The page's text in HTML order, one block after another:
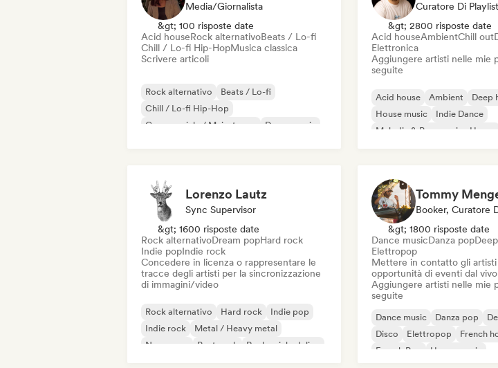
Media/Giornalista
&gt; 100 risposte date
Acid houseRock alternativoBeats / Lo-fi
Chill / Lo-fi Hip-HopMusica classica
Scrivere articoli
Rock alternativo
Beats / Lo-fi
Chill / Lo-fi Hip-Hop
Commerciale / Mainstream
Dance music
Curatore Di Playlist
&gt; 2800 risposte date
Acid houseAmbientChill out
Elettronica
Aggiungere artisti nelle mie
seguite
Acid house Ambient
Deep
House music
Indie Dance
Melodic & Progressive House
Lorenzo Lautz
Sync Supervisor
&gt; 1600 risposte date
Rock alternativoDream popHard rock
Indie popIndie rock
Concedere in licenza o rappresentare le
tracce degli artisti per la sincronizzazione
di immagini/video
Rock alternativo Hard rock
Indie pop
Indie rock
Metal / Heavy metal
New wave
Post punk Rock psichedelico
Tommy
Booker, Curatore
&gt; 1800 risposte date
Dance musicDanza pop
Elettropop
Mettere in contatto gli
opportunità di eventi dal vivo
Aggiungere artisti nelle mie
seguite
Dance music Danza pop
Disco
Elettropop
French
French Pop
House music